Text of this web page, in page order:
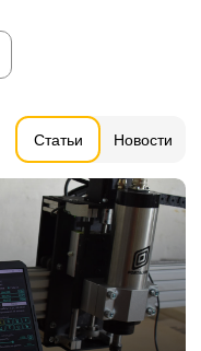
Статьи Новости